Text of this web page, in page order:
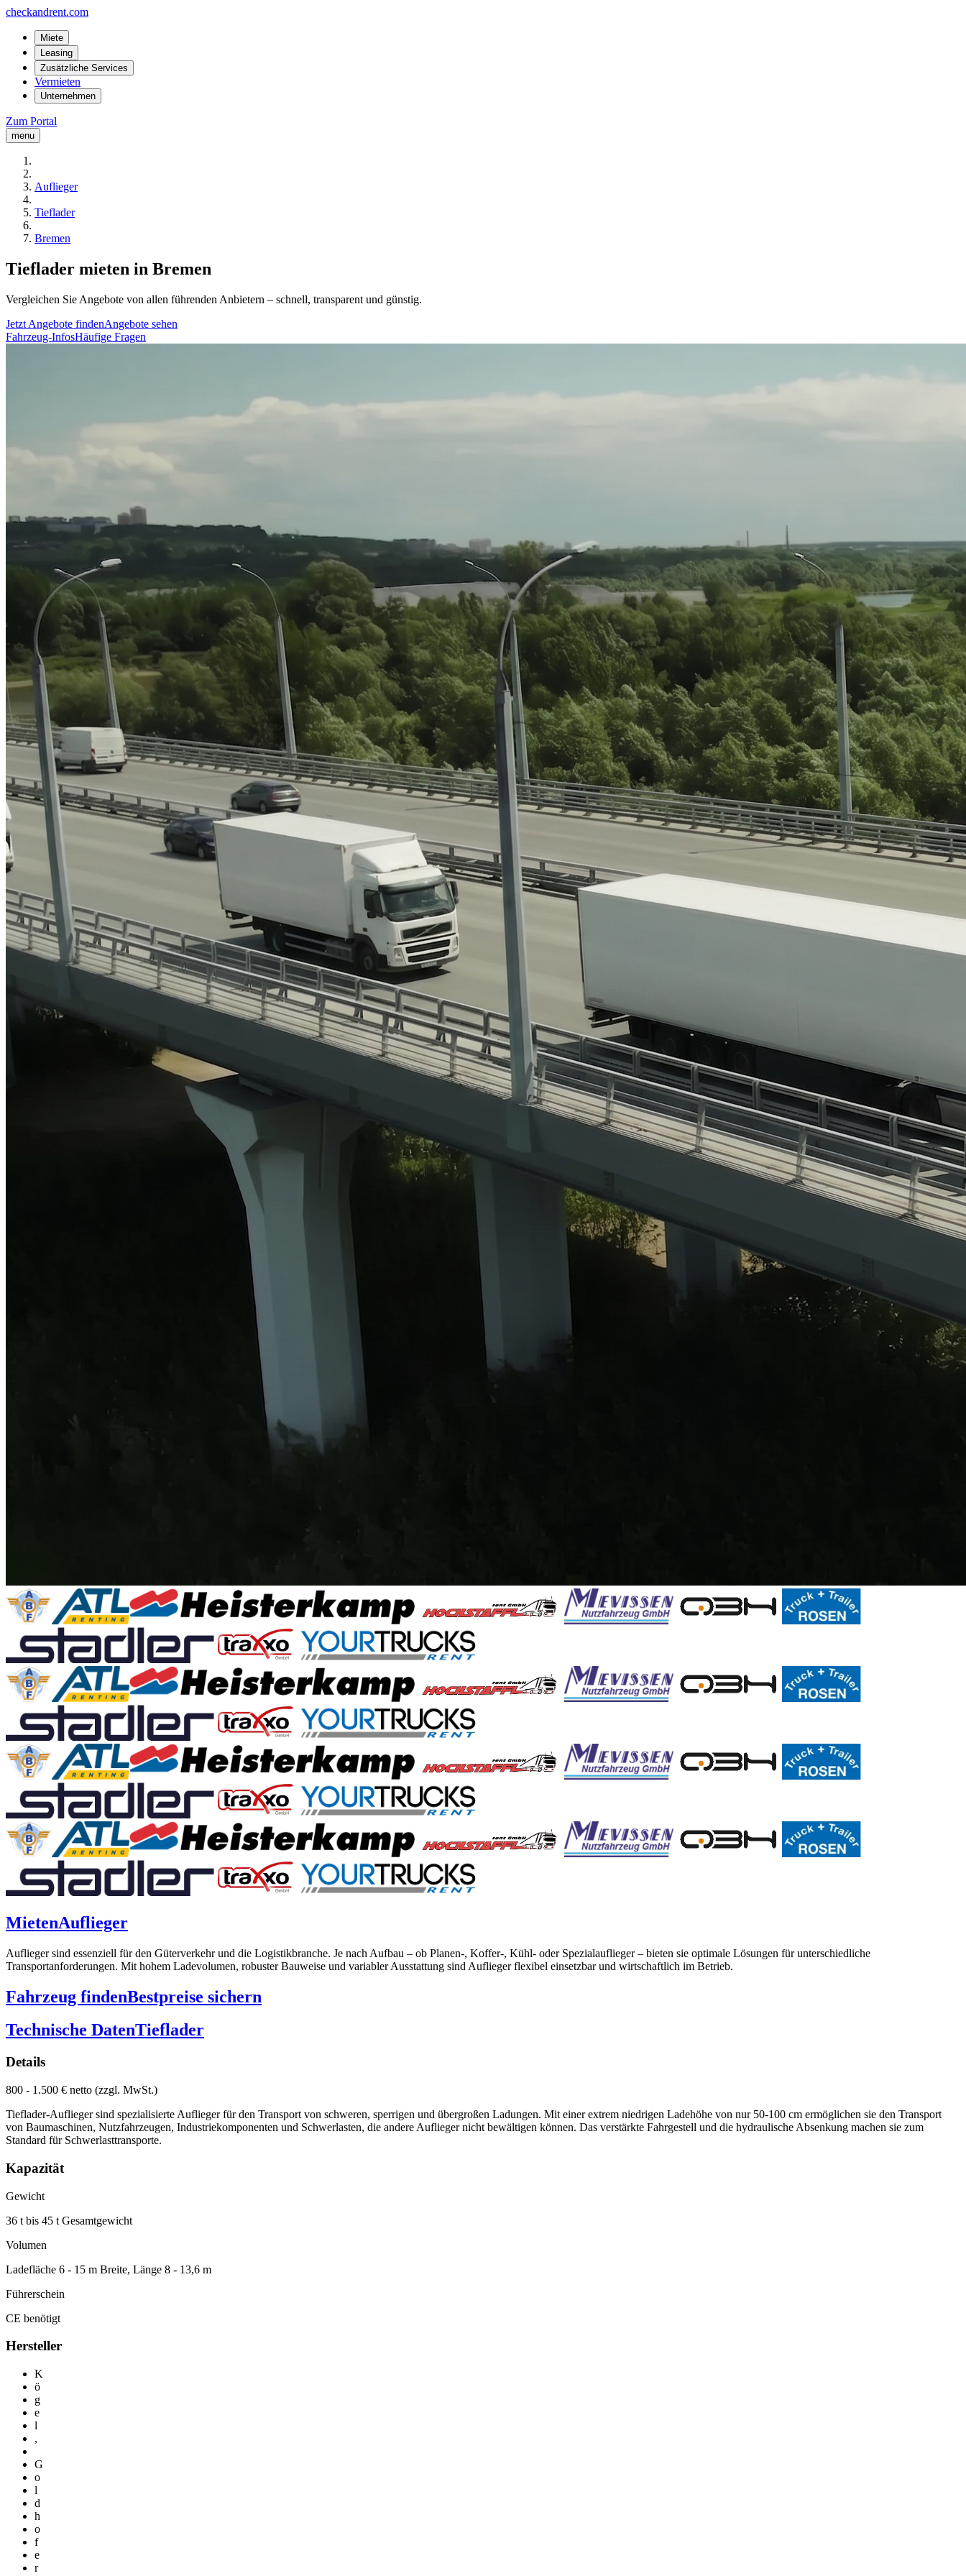
checkandrent.com
Miete
Leasing
Zusätzliche Services
Vermieten
Unternehmen
Zum Portal
menu
Auflieger
Tieflader
Bremen
Tieflader mieten in Bremen
Vergleichen Sie Angebote von allen führenden Anbietern – schnell, transparent und günstig.
Jetzt Angebote findenAngebote sehen
Fahrzeug-InfosHäufige Fragen
MietenAuflieger
Auflieger sind essenziell für den Güterverkehr und die Logistikbranche. Je nach Aufbau – ob Planen-, Koffer-, Kühl- oder Spezialauflieger – bieten sie optimale Lösungen für unterschiedliche
Transportanforderungen. Mit hohem Ladevolumen, robuster Bauweise und variabler Ausstattung sind Auflieger flexibel einsetzbar und wirtschaftlich im Betrieb.
Fahrzeug findenBestpreise sichern
Technische DatenTieflader
Details
800 - 1.500 € netto (zzgl. MwSt.)
Tieflader-Auflieger sind spezialisierte Auflieger für den Transport von schweren, sperrigen und übergroßen Ladungen. Mit einer extrem niedrigen Ladehöhe von nur 50-100 cm ermöglichen sie den Transport
von Baumaschinen, Nutzfahrzeugen, Industriekomponenten und Schwerlasten, die andere Auflieger nicht bewältigen können. Das verstärkte Fahrgestell und die hydraulische Absenkung machen sie zum
Standard für Schwerlasttransporte.
Kapazität
Gewicht
36 t bis 45 t Gesamtgewicht
Volumen
Ladefläche 6 - 15 m Breite, Länge 8 - 13,6 m
Führerschein
CE benötigt
Hersteller
K
ö
g
e
l
,
G
o
l
d
h
o
f
e
r